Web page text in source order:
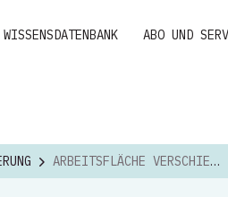
WISSENSDATENBANK ABO UND
ARBEITSFLÄCHE VERSCHIEBEN